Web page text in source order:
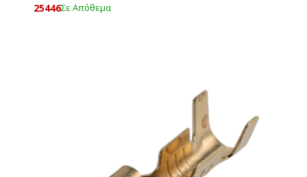
25446Σε Απόθεμα